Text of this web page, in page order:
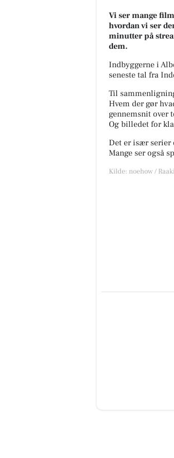
Vi ser mange
hvordan vi ser
minutter på
dem.
Indbyggerne i
seneste tal fra
Til
Hvem der gør
gennemsnit over
Og billedet for
Det er især serier
Mange ser også
Kilde: noehow /